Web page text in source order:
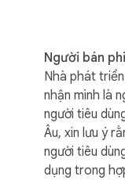
Người bán
Nhà phát
nhận mình là
người tiêu
Âu, xin lưu ý
người tiêu
dụng trong